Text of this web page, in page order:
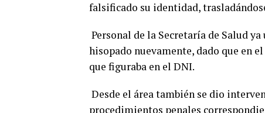
falsificado su identidad,
Personal de la Secretaría de Salud
hisopado nuevamente, dado que en
que figuraba en el DNI.
Desde el área también se dio
procedimientos penales